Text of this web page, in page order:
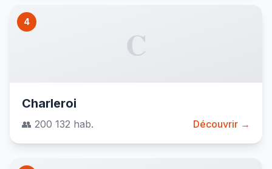
4
C
Charleroi
👥 200 132 hab. Découvrir →